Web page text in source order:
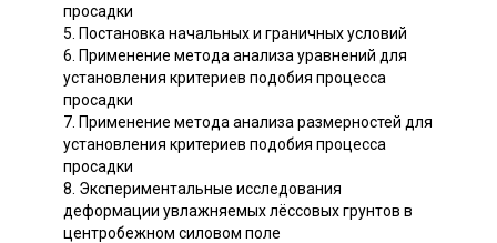
просадки
5. Постановка начальных и граничных условий
6. Применение метода анализа уравнений для
установления критериев подобия процесса
просадки
7. Применение метода анализа размерностей для
установления критериев подобия процесса
просадки
8. Экспериментальные исследования
деформации увлажняемых лёссовых грунтов в
центробежном силовом поле